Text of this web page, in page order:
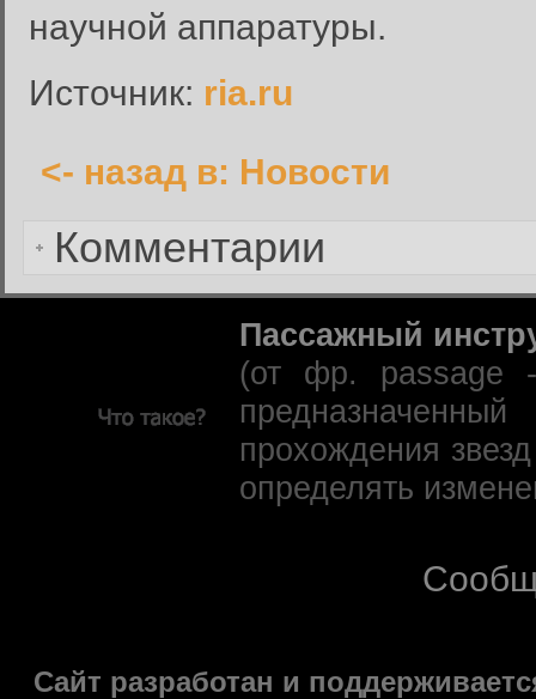
научной аппаратуры.
Источник: ria.ru
<- назад в: Новости
Комментарии
Забыли пароль?
Пассажный
(от фр. passage -
прохождения
определять
Сайт разработан и